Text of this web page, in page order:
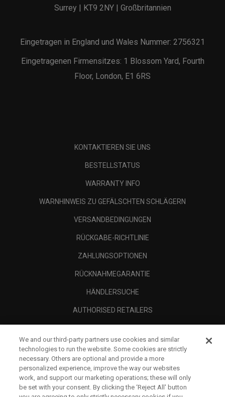
Surrey | KT9 2NY | Großbritannien
Eingetragen in England und Wales Nummer: 2756321
Eingetragenen Firmensitzes: 1 Blossom Yard, Fourth
Floor, London, E1 6RS
KONTAKTIEREN SIE UNS
BESTELLSTATUS
WARRANTY INFO
WARNHINWEIS ZU GEFÄLSCHTEN SCHLÄGERN
VERSANDBEDINGUNGEN
RÜCKGABE-RICHTLINIE
ZAHLUNGSOPTIONEN
RÜCKNAHMEGARANTIE
HÄNDLERSUCHE
AUTHORISED RETAILERS
UNTERNEHMENSPROFIL
RECHTLICHES-
We and our third-party partners use cookies and similar
technologies to run the website. Some cookies are strictly
necessary. Others are optional and provide a more
personalized experience, improve the way our websites
work, and support our marketing operations; these will only
be set with your consent. By clicking the ‘Reject All' button